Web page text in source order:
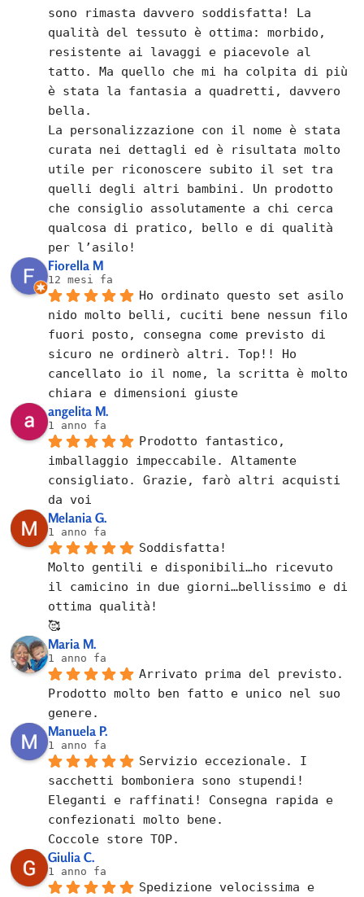
sono rimasta davvero soddisfatta! La
qualità del tessuto è ottima: morbido,
resistente ai lavaggi e piacevole al
tatto. Ma quello che mi ha colpita di più
è stata la fantasia a quadretti, davvero
bella.
La personalizzazione con il nome è stata
curata nei dettagli ed è risultata molto
utile per riconoscere subito il set tra
quelli degli altri bambini. Un prodotto
che consiglio assolutamente a chi cerca
qualcosa di pratico, bello e di qualità
per l’asilo!
Fiorella M
12 mesi fa
Ho ordinato questo set asilo
nido molto belli, cuciti bene nessun filo
fuori posto, consegna come previsto di
sicuro ne ordinerò altri. Top!! Ho
cancellato io il nome, la scritta è molto
chiara e dimensioni giuste
angelita M.
1 anno fa
Prodotto fantastico,
imballaggio impeccabile. Altamente
consigliato. Grazie, farò altri acquisti
da voi
Melania G.
1 anno fa
Soddisfatta!
Molto gentili e disponibili…ho ricevuto
il camicino in due giorni…bellissimo e di
ottima qualità!
🥰
Maria M.
1 anno fa
Arrivato prima del previsto.
Prodotto molto ben fatto e unico nel suo
genere.
Manuela P.
1 anno fa
Servizio eccezionale. I
sacchetti bomboniera sono stupendi!
Eleganti e raffinati! Consegna rapida e
confezionati molto bene.
Coccole store TOP.
Giulia C.
1 anno fa
Spedizione velocissima e